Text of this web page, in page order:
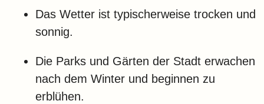
Das Wetter ist typischerweise trocken und
sonnig.
Die Parks und Gärten der Stadt erwachen
nach dem Winter und beginnen zu
erblühen.